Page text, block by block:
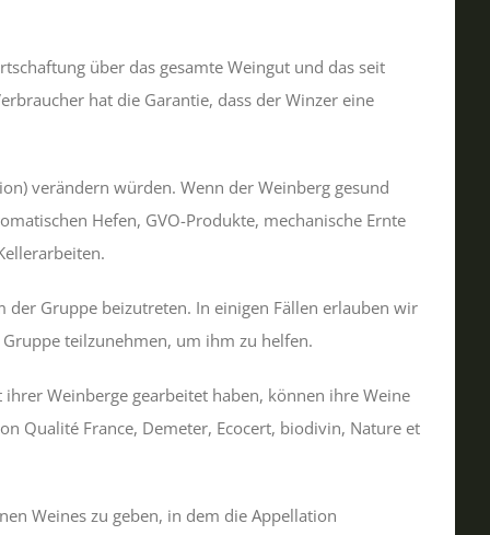
über das gesamte Weingut und das seit
hat die Garantie, dass der Winzer eine
verändern würden. Wenn der Weinberg gesund
Hefen, GVO-Produkte, mechanische Ernte
Gruppe beizutreten. In einigen Fällen erlauben wir
teilzunehmen, um ihm zu helfen.
Weinberge gearbeitet haben, können ihre Weine
Qualité France, Demeter, Ecocert, biodivin, Nature et
Weines zu geben, in dem die Appellation